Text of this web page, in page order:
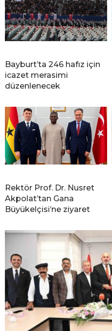
Bayburt’ta 246 hafız için
icazet merasimi
düzenlenecek
Rektör Prof. Dr. Nusret
Akpolat’tan Gana
Büyükelçisi’ne ziyaret